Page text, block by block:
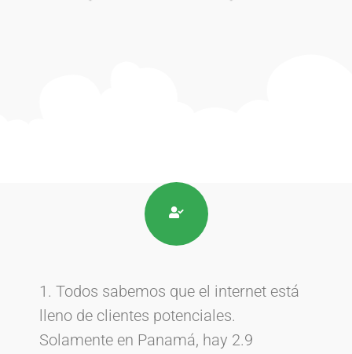
1. Todos sabemos que el internet está
lleno de clientes potenciales.
Solamente en Panamá, hay 2.9